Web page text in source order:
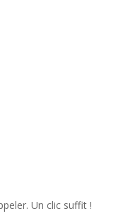
clic suffit !